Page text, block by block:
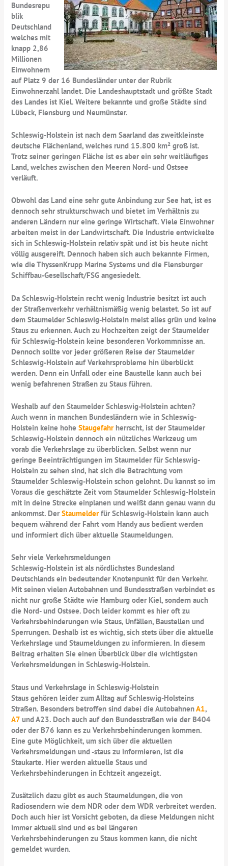
Bundesrepu
blik
Deutschland
welches mit
knapp 2,86
Millionen
Einwohnern
auf Platz 9 der 16 Bundesländer unter der Rubrik
Einwohnerzahl landet. Die Landeshauptstadt und größte Stadt
des Landes ist Kiel. Weitere bekannte und große Städte sind
Lübeck, Flensburg und Neumünster.
Schleswig-Holstein ist nach dem Saarland das zweitkleinste
deutsche Flächenland, welches rund 15.800 km² groß ist.
Trotz seiner geringen Fläche ist es aber ein sehr weitläufiges
Land, welches zwischen den Meeren Nord- und Ostsee
verläuft.
Obwohl das Land eine sehr gute Anbindung zur See hat, ist es
dennoch sehr strukturschwach und bietet im Verhältnis zu
anderen Ländern nur eine geringe Wirtschaft. Viele Einwohner
arbeiten meist in der Landwirtschaft. Die Industrie entwickelte
sich in Schleswig-Holstein relativ spät und ist bis heute nicht
völlig ausgereift. Dennoch haben sich auch bekannte Firmen,
wie die ThyssenKrupp Marine Systems und die Flensburger
Schiffbau-Gesellschaft/FSG angesiedelt.
Da Schleswig-Holstein recht wenig Industrie besitzt ist auch
der Straßenverkehr verhältnismäßig wenig belastet. So ist auf
dem Staumelder Schleswig-Holstein meist alles grün und keine
Staus zu erkennen. Auch zu Hochzeiten zeigt der Staumelder
für Schleswig-Holstein keine besonderen Vorkommnisse an.
Dennoch sollte vor jeder größeren Reise der Staumelder
Schleswig-Holstein auf Verkehrsprobleme hin überblickt
werden. Denn ein Unfall oder eine Baustelle kann auch bei
wenig befahrenen Straßen zu Staus führen.
Weshalb auf den Staumelder Schleswig-Holstein achten?
Auch wenn in manchen Bundesländern wie in Schleswig-
Holstein keine hoheStaugefahrherrscht, ist der Staumelder
Schleswig-Holstein dennoch ein nützliches Werkzeug um
vorab die Verkehrslage zu überblicken. Selbst wenn nur
geringe Beeinträchtigungen im Staumelder für Schleswig-
Holstein zu sehen sind, hat sich die Betrachtung vom
Staumelder Schleswig-Holstein schon gelohnt. Du kannst so im
Voraus die geschätzte Zeit vom Staumelder Schleswig-Holstein
mit in deine Strecke einplanen und weißt dann genau wann du
ankommst. DerStaumelderfür Schleswig-Holstein kann auch
bequem während der Fahrt vom Handy aus bedient werden
und informiert dich über aktuelle Staumeldungen.
Sehr viele Verkehrsmeldungen
Schleswig-Holstein ist als nördlichstes Bundesland
Deutschlands ein bedeutender Knotenpunkt für den Verkehr.
Mit seinen vielen Autobahnen und Bundesstraßen verbindet es
nicht nur große Städte wie Hamburg oder Kiel, sondern auch
die Nord- und Ostsee. Doch leider kommt es hier oft zu
Verkehrsbehinderungen wie Staus, Unfällen, Baustellen und
Sperrungen. Deshalb ist es wichtig, sich stets über die aktuelle
Verkehrslage und Staumeldungen zu informieren. In diesem
Beitrag erhalten Sie einen Überblick über die wichtigsten
Verkehrsmeldungen in Schleswig-Holstein.
Staus und Verkehrslage in Schleswig-Holstein
Staus gehören leider zum Alltag auf Schleswig-Holsteins
Straßen. Besonders betroffen sind dabei die AutobahnenA1,
A7 und A23. Doch auch auf den Bundesstraßen wie der B404
oder der B76 kann es zu Verkehrsbehinderungen kommen.
Eine gute Möglichkeit, um sich über die aktuellen
Verkehrsmeldungen und -staus zu informieren, ist die
Staukarte. Hier werden aktuelle Staus und
Verkehrsbehinderungen in Echtzeit angezeigt.
Zusätzlich dazu gibt es auch Staumeldungen, die von
Radiosendern wie dem NDR oder dem WDR verbreitet werden.
Doch auch hier ist Vorsicht geboten, da diese Meldungen nicht
immer aktuell sind und es bei längeren
Verkehrsbehinderungen zu Staus kommen kann, die nicht
gemeldet wurden.